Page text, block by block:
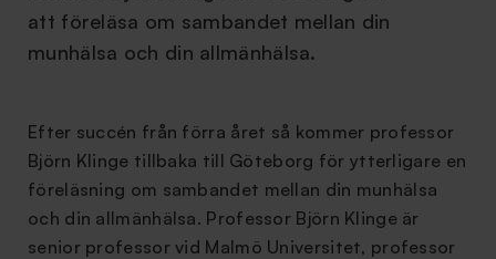
att föreläsa om sambandet mellan din
munhälsa och din allmänhälsa.
Efter succén från förra året så kommer professor
Björn Klinge tillbaka till Göteborg för ytterligare en
föreläsning om sambandet mellan din munhälsa
och din allmänhälsa. Professor Björn Klinge är
senior professor vid Malmö Universitet, professor